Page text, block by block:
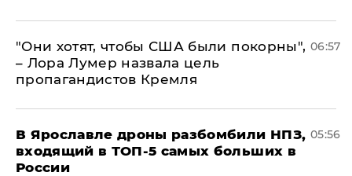
"Они хотят, чтобы США были покорны",
– Лора Лумер назвала цель
пропагандистов Кремля
06:57
В Ярославле дроны разбомбили НПЗ,
входящий в ТОП-5 самых больших в
России
05:56